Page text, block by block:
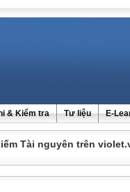
& Kiểm tra Tư liệu E-
Tài nguyên trên